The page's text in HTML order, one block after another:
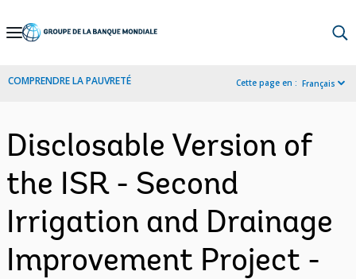
Skip
Navigation
COMPRENDRE LA PAUVRETÉ Cette page en : Français
Disclosable Version of
the ISR - Second
Irrigation and Drainage
Improvement Project -